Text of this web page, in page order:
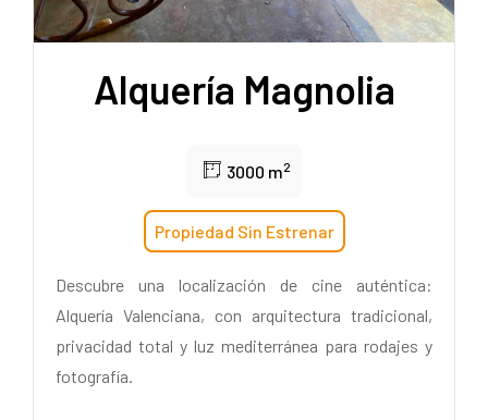
Alquería Magnolia
3000 m2
Propiedad Sin Estrenar
Descubre una localización de cine auténtica:
Alquería Valenciana, con arquitectura tradicional,
privacidad total y luz mediterránea para rodajes y
fotografía.